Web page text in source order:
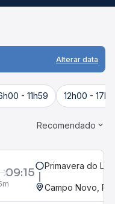
Alterar data
- 11h59 12h00 -
Recomendado
09:15 Primavera do
Campo Novo, RS